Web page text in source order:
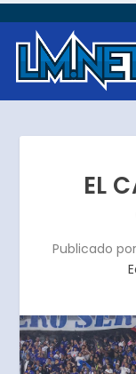
EL
Publicado por